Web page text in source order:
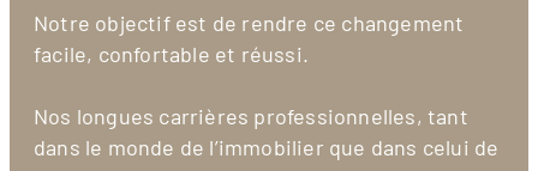
Notre objectif est de rendre ce changement
facile, confortable et réussi.
Nos longues carrières professionnelles, tant
dans le monde de l’immobilier que dans celui de